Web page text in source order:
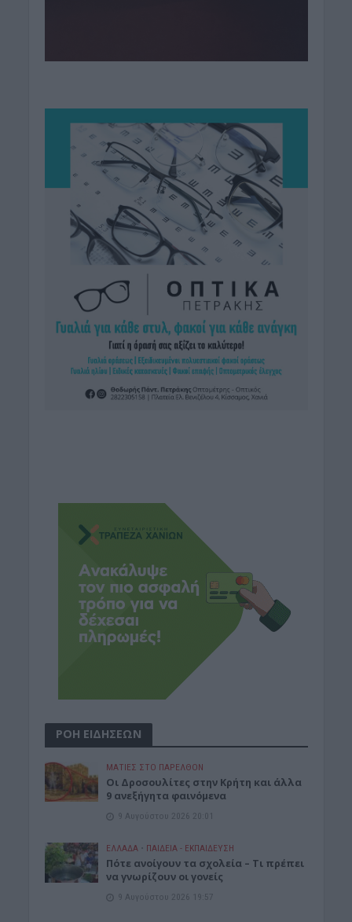
ΡΟΗ ΕΙΔΗΣΕΩΝ
ΜΑΤΙΕΣ ΣΤΟ ΠΑΡΕΛΘΟΝ
Οι Δροσουλίτες στην Κρήτη και άλλα
9 ανεξήγητα φαινόμενα
9 Αυγούστου 2026 20:01
ΕΛΛΑΔΑ • ΠΑΙΔΕΙΑ - ΕΚΠΑΙΔΕΥΣΗ
Πότε ανοίγουν τα σχολεία – Τι πρέπει
να γνωρίζουν οι γονείς
9 Αυγούστου 2026 19:57